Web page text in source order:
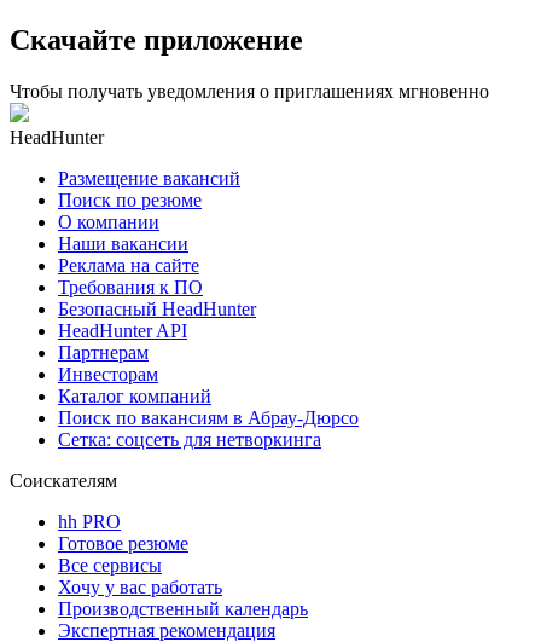
Скачайте приложение
Чтобы получать уведомления о приглашениях мгновенно
HeadHunter
Размещение вакансий
Поиск по резюме
О компании
Наши вакансии
Реклама на сайте
Требования к ПО
Безопасный HeadHunter
HeadHunter API
Партнерам
Инвесторам
Каталог компаний
Поиск по вакансиям в Абрау-Дюрсо
Сетка: соцсеть для нетворкинга
Соискателям
hh PRO
Готовое резюме
Все сервисы
Хочу у вас работать
Производственный календарь
Экспертная рекомендация